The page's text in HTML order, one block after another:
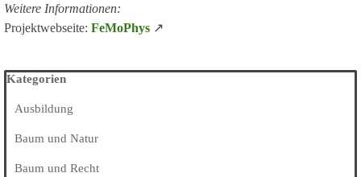
Weitere Informationen:
Projektwebseite: FeMoPhys ↗
Block überspringen Kategorien
Kategorien
Ausbildung
Baum und Natur
Baum und Recht